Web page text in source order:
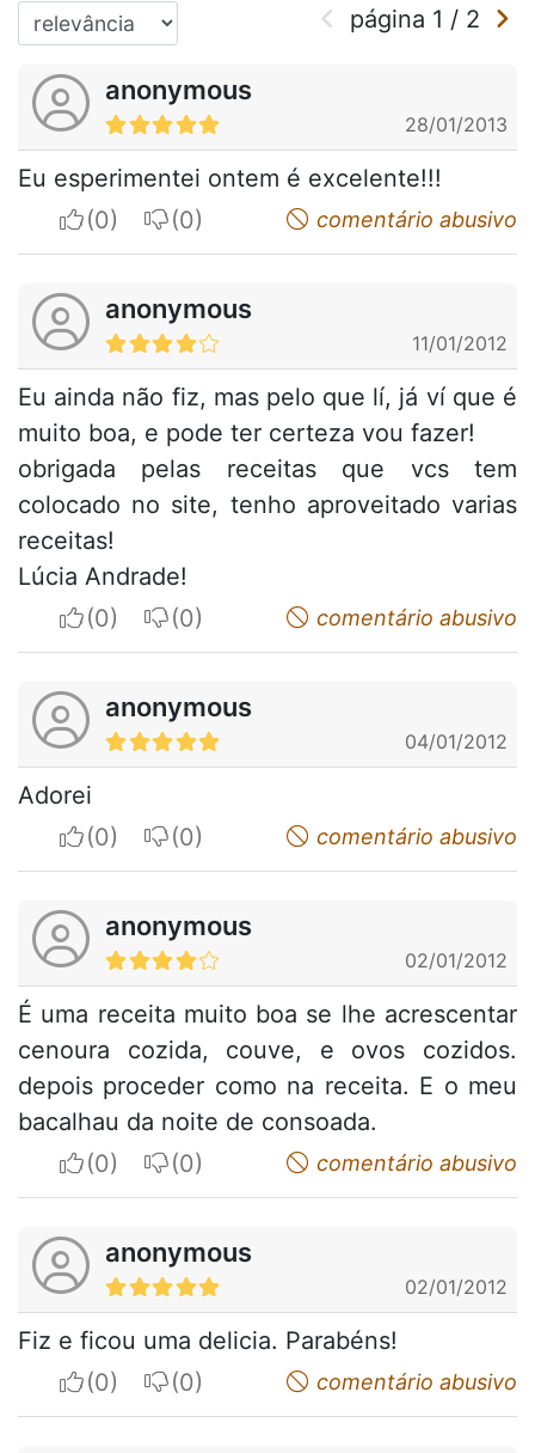
página 1 / 2
anonymous
28/01/2013
Eu esperimentei ontem é excelente!!!
I apreciateI do not appreciatecomentário abusivo
anonymous
11/01/2012
Eu ainda não fiz, mas pelo que lí, já ví que é
muito boa, e pode ter certeza vou fazer!
obrigada pelas receitas que vcs tem
colocado no site, tenho aproveitado varias
receitas!
Lúcia Andrade!
I apreciateI do not appreciatecomentário abusivo
anonymous
04/01/2012
Adorei
I apreciateI do not appreciatecomentário abusivo
anonymous
02/01/2012
É uma receita muito boa se lhe acrescentar
cenoura cozida, couve, e ovos cozidos.
depois proceder como na receita. E o meu
bacalhau da noite de consoada.
I apreciateI do not appreciatecomentário abusivo
anonymous
02/01/2012
Fiz e ficou uma delicia. Parabéns!
I apreciateI do not appreciatecomentário abusivo